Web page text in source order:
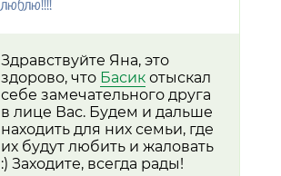
люблю!!!!
Здравствуйте Яна, это
здорово, что Басик отыскал
себе замечательного друга
в лице Вас. Будем и дальше
находить для них семьи, где
их будут любить и жаловать
:) Заходите, всегда рады!